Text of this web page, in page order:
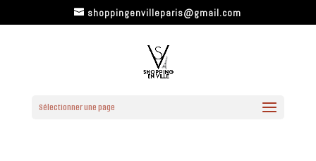
shoppingenvilleparis@gmail.com
Sélectionner une page